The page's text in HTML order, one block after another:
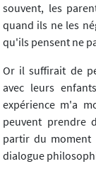
souvent, les
quand ils ne les
qu'ils pensent ne
Or il suffirait de
avec leurs
expérience m'a
peuvent prendre
partir du moment
dialogue